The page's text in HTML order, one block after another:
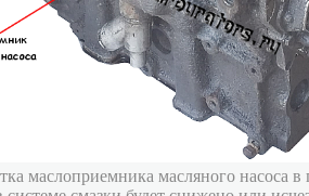
маслоприемника масляного насоса в